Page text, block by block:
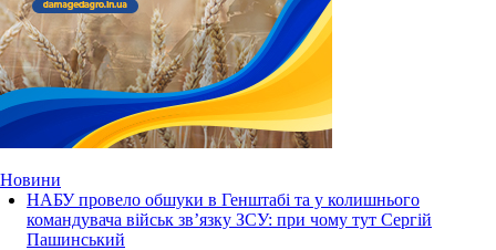
Новини
НАБУ провело обшуки в Генштабі та у колишнього
командувача військ зв’язку ЗСУ: при чому тут Сергій
Пашинський